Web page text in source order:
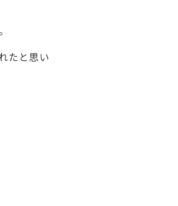
FAX注文用紙
たと思い